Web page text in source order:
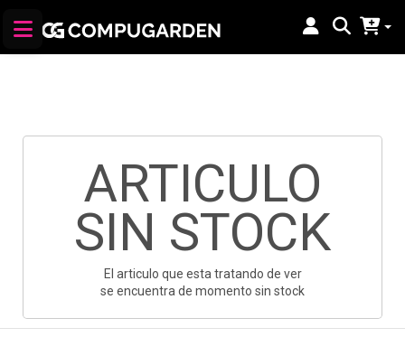
ARTICULO
SIN STOCK
El articulo que esta tratando de ver
se encuentra de momento sin stock